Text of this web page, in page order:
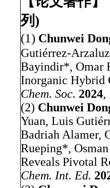
列)
(1) Chunwei
Gutiérrez-
Bayindir*, Omar
Inorganic Hybrid
Chem. Soc. 2024,
(2) Chunwei
Yuan, Luis
Badriah Alamer,
Rueping*,
Reveals Pivotal
Chem. Int. Ed.